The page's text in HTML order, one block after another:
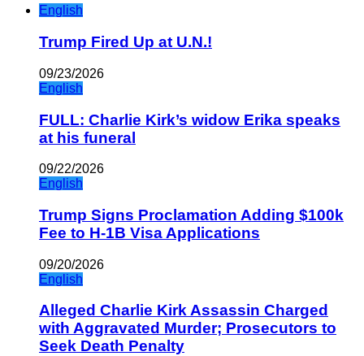
English
Trump Fired Up at U.N.!
09/23/2026
English
FULL: Charlie Kirk’s widow Erika speaks
at his funeral
09/22/2026
English
Trump Signs Proclamation Adding $100k
Fee to H-1B Visa Applications
09/20/2026
English
Alleged Charlie Kirk Assassin Charged
with Aggravated Murder; Prosecutors to
Seek Death Penalty